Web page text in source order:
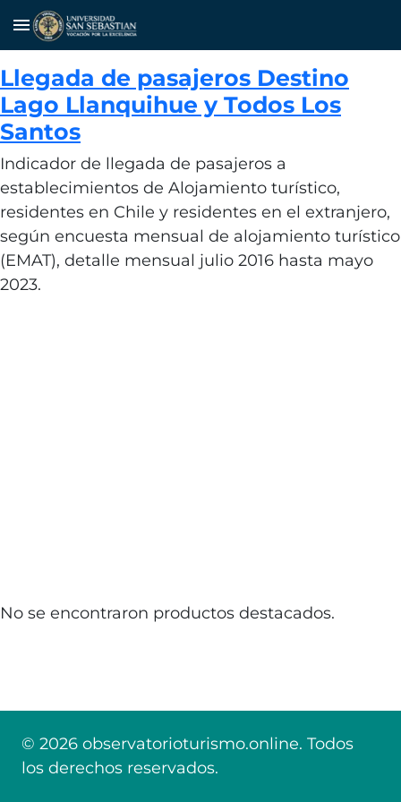
menu
Llegada de pasajeros Destino
Lago Llanquihue y Todos Los
Santos
Indicador de llegada de pasajeros a
establecimientos de Alojamiento turístico,
residentes en Chile y residentes en el extranjero,
según encuesta mensual de alojamiento turístico
(EMAT), detalle mensual julio 2016 hasta mayo
2023.
No se encontraron productos destacados.
© 2026 observatorioturismo.online. Todos
los derechos reservados.